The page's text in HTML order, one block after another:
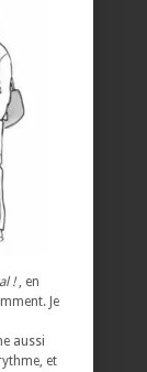
!, en
Je
aussi
et